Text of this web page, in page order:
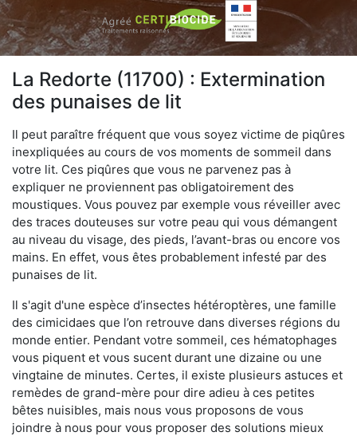
La Redorte (11700) : Extermination
des punaises de lit
Il peut paraître fréquent que vous soyez victime de piqûres
inexpliquées au cours de vos moments de sommeil dans
votre lit. Ces piqûres que vous ne parvenez pas à
expliquer ne proviennent pas obligatoirement des
moustiques. Vous pouvez par exemple vous réveiller avec
des traces douteuses sur votre peau qui vous démangent
au niveau du visage, des pieds, l’avant-bras ou encore vos
mains. En effet, vous êtes probablement infesté par des
punaises de lit.
Il s'agit d'une espèce d’insectes hétéroptères, une famille
des cimicidaes que l’on retrouve dans diverses régions du
monde entier. Pendant votre sommeil, ces hématophages
vous piquent et vous sucent durant une dizaine ou une
vingtaine de minutes. Certes, il existe plusieurs astuces et
remèdes de grand-mère pour dire adieu à ces petites
bêtes nuisibles, mais nous vous proposons de vous
joindre à nous pour vous proposer des solutions mieux